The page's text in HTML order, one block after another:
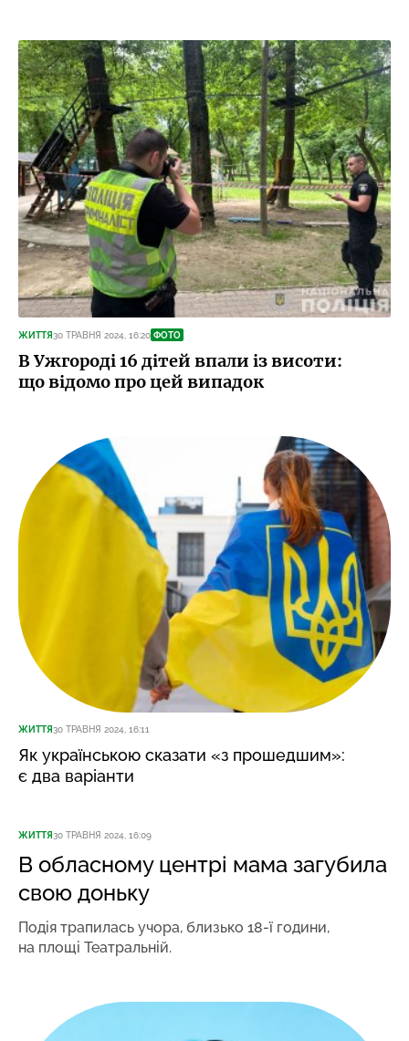
ЖИТТЯ30 ТРАВНЯ 2024, 16:20 ФОТО
В Ужгороді 16 дітей впали із висоти:
що відомо про цей випадок
ЖИТТЯ30 ТРАВНЯ 2024, 16:11
Як українською сказати «з прошедшим»:
є два варіанти
ЖИТТЯ30 ТРАВНЯ 2024, 16:09
В обласному центрі мама загубила
свою доньку
Подія трапилась учора, близько 18-ї години,
на площі Театральній.